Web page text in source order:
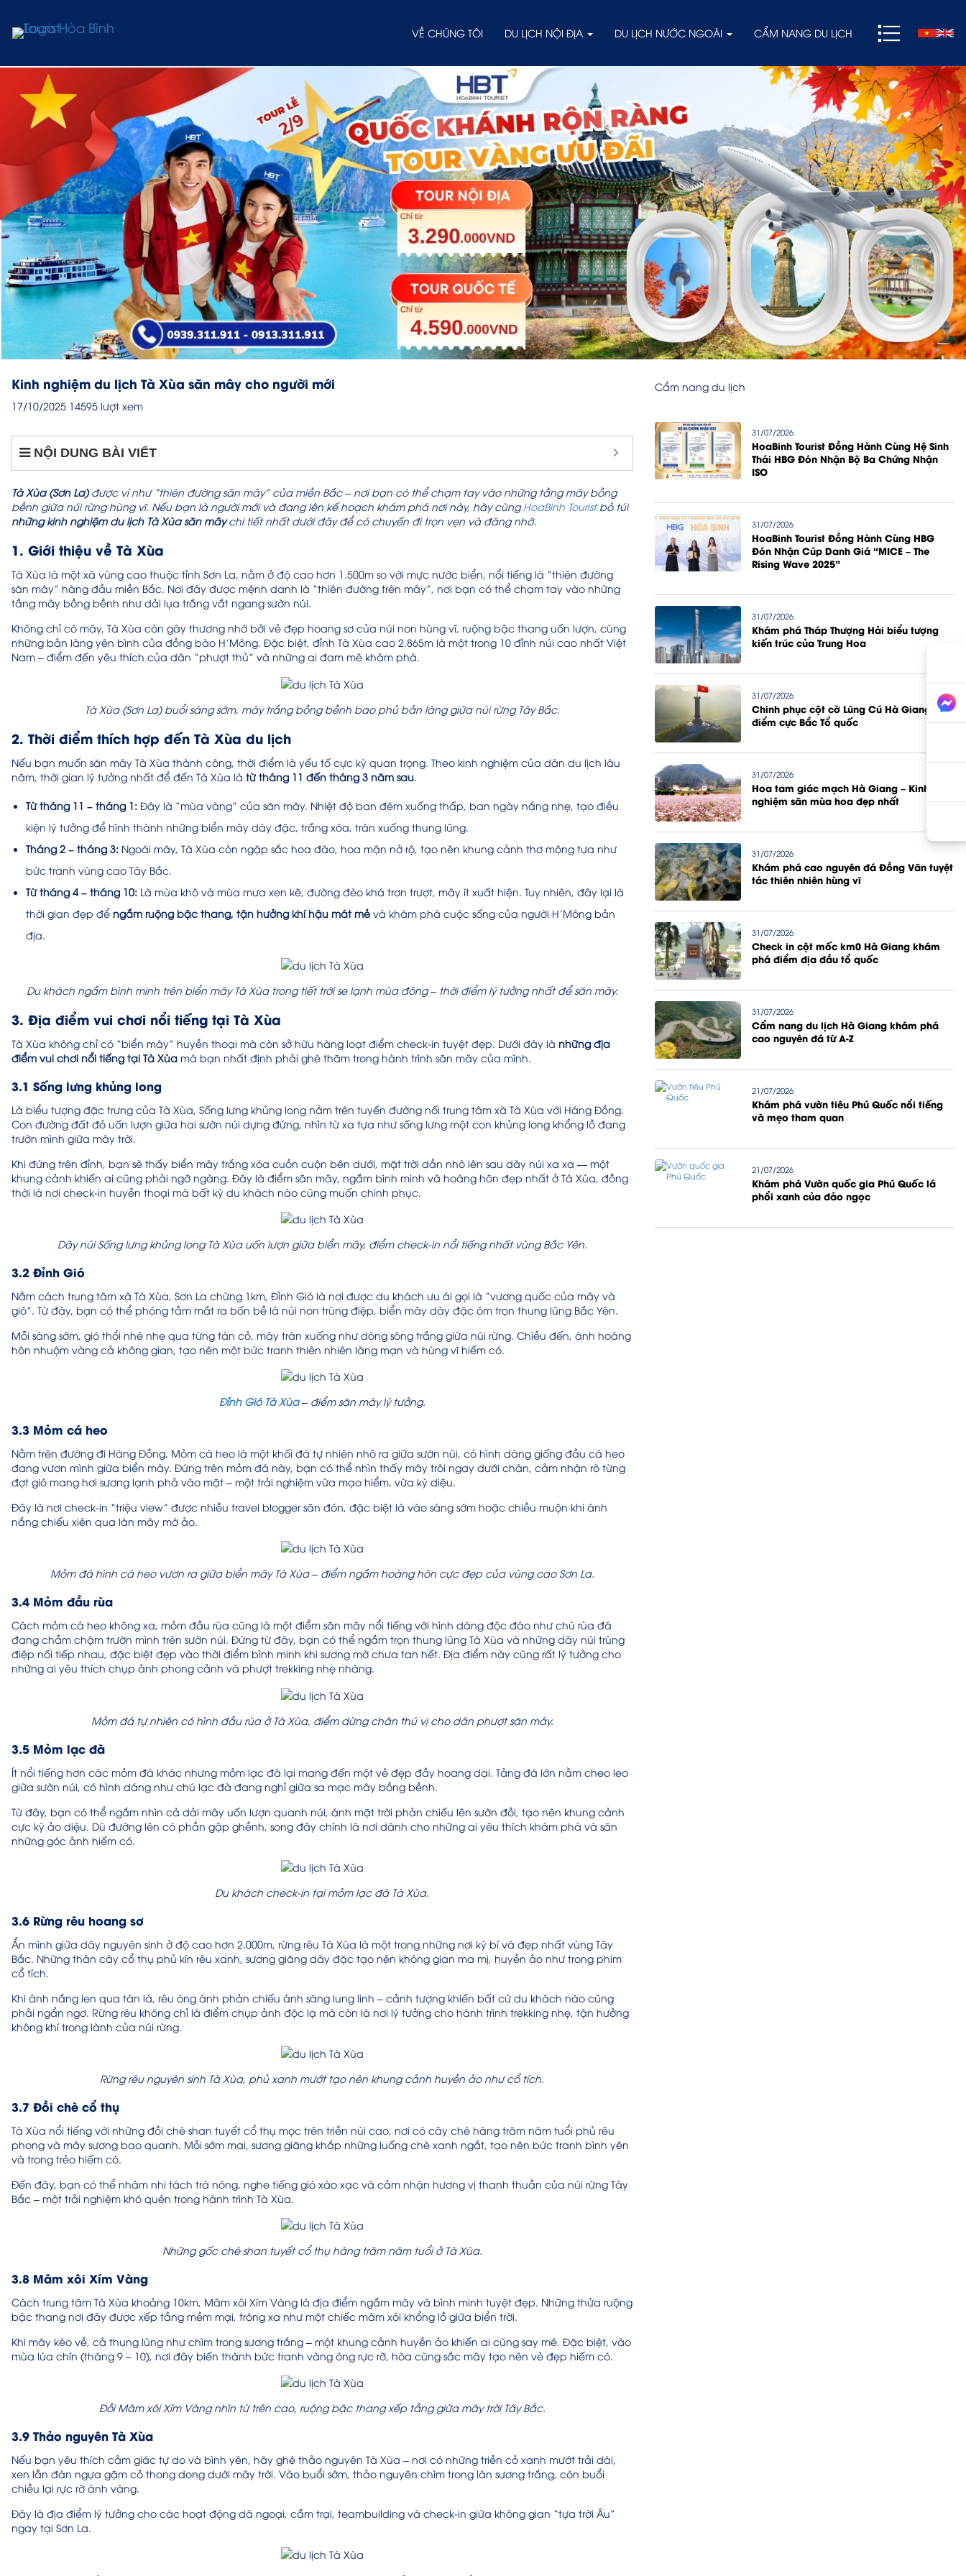
VỀ CHÚNG TÔI DU LỊCH NỘI ĐỊA DU LỊCH NƯỚC NGOÀI CẨM NANG DU LỊCH
Kinh nghiệm du lịch Tà Xùa săn mây cho người mới
17/10/2025 14595 lượt xem
NỘI DUNG BÀI VIẾT
Tà Xùa (Sơn La)được ví như “thiên đường săn mây” của miền Bắc – nơi bạn có thể chạm tay vào những tầng mây bồng
bềnh giữa núi rừng hùng vĩ. Nếu bạn là người mới và đang lên kế hoạch khám phá nơi này, hãy cùngHoaBinh Touristbỏ túi
những kinh nghiệm du lịch Tà Xùa săn mâychi tiết nhất dưới đây để có chuyến đi trọn vẹn và đáng nhớ.
1. Giới thiệu về Tà Xùa
Tà Xùa là một xã vùng cao thuộc tỉnh Sơn La, nằm ở độ cao hơn 1.500m so với mực nước biển, nổi tiếng là “thiên đường
săn mây” hàng đầu miền Bắc. Nơi đây được mệnh danh là “thiên đường trên mây”, nơi bạn có thể chạm tay vào những
tầng mây bồng bềnh như dải lụa trắng vắt ngang sườn núi.
Không chỉ có mây, Tà Xùa còn gây thương nhớ bởi vẻ đẹp hoang sơ của núi non hùng vĩ, ruộng bậc thang uốn lượn, cùng
những bản làng yên bình của đồng bào H’Mông. Đặc biệt, đỉnh Tà Xùa cao 2.865m là một trong 10 đỉnh núi cao nhất Việt
Nam – điểm đến yêu thích của dân “phượt thủ” và những ai đam mê khám phá.
Tà Xùa (Sơn La) buổi sáng sớm, mây trắng bồng bềnh bao phủ bản làng giữa núi rừng Tây Bắc.
2. Thời điểm thích hợp đến Tà Xùa du lịch
Nếu bạn muốn săn mây Tà Xùa thành công, thời điểm là yếu tố cực kỳ quan trọng. Theo kinh nghiệm của dân du lịch lâu
năm, thời gian lý tưởng nhất để đến Tà Xùa là từ tháng 11 đến tháng 3 năm sau
Từ tháng 11 – tháng 1: Đây là “mùa vàng” của săn mây. Nhiệt độ ban đêm xuống thấp, ban ngày nắng nhẹ, tạo điều
kiện lý tưởng để hình thành những biển mây dày đặc, trắng xóa, tràn xuống thung lũng.
Tháng 2 – tháng 3: Ngoài mây, Tà Xùa còn ngập sắc hoa đào, hoa mận nở rộ, tạo nên khung cảnh thơ mộng tựa như
bức tranh vùng cao Tây Bắc.
Từ tháng 4 – tháng 10: Là mùa khô và mùa mưa xen kẽ, đường đèo khá trơn trượt, mây ít xuất hiện. Tuy nhiên, đây lại là
thời gian đẹp để ngắm ruộng bậc thang, tận hưởng khí hậu mát mẻ và khám phá cuộc sống của người H’Mông bản
địa.
Du khách ngắm bình minh trên biển mây Tà Xùa trong tiết trời se lạnh mùa đông – thời điểm lý tưởng nhất để săn mây.
3. Địa điểm vui chơi nổi tiếng tại Tà Xùa
Tà Xùa không chỉ có “biển mây” huyền thoại mà còn sở hữu hàng loạt điểm check-in tuyệt đẹp. Dưới đây là những địa
điểm vui chơi nổi tiếng tại Tà Xùa mà bạn nhất định phải ghé thăm trong hành trình săn mây của mình.
3.1 Sống lưng khủng long
Là biểu tượng đặc trưng của Tà Xùa, Sống lưng khủng long nằm trên tuyến đường nối trung tâm xã Tà Xùa với Háng Đồng.
Con đường đất đỏ uốn lượn giữa hai sườn núi dựng đứng, nhìn từ xa tựa như sống lưng một con khủng long khổng lồ đang
trườn mình giữa mây trời.
Khi đứng trên đỉnh, bạn sẽ thấy biển mây trắng xóa cuồn cuộn bên dưới, mặt trời dần nhô lên sau dãy núi xa xa — một
khung cảnh khiến ai cũng phải ngỡ ngàng. Đây là điểm săn mây, ngắm bình minh và hoàng hôn đẹp nhất ở Tà Xùa, đồng
thời là nơi check-in huyền thoại mà bất kỳ du khách nào cũng muốn chinh phục.
Dãy núi Sống lưng khủng long Tà Xùa uốn lượn giữa biển mây, điểm check-in nổi tiếng nhất vùng Bắc Yên.
3.2 Đỉnh Gió
Nằm cách trung tâm xã Tà Xùa, Sơn La chừng 1km, Đỉnh Gió là nơi được du khách ưu ái gọi là “vương quốc của mây và
gió”. Từ đây, bạn có thể phóng tầm mắt ra bốn bề là núi non trùng điệp, biển mây dày đặc ôm trọn thung lũng Bắc Yên.
Mỗi sáng sớm, gió thổi nhè nhẹ qua từng tán cỏ, mây tràn xuống như dòng sông trắng giữa núi rừng. Chiều đến, ánh hoàng
hôn nhuộm vàng cả không gian, tạo nên một bức tranh thiên nhiên lãng mạn và hùng vĩ hiếm có.
Đỉnh Gió Tà Xùa– điểm săn mây lý tưởng.
3.3 Mỏm cá heo
Nằm trên đường đi Háng Đồng, Mỏm cá heo là một khối đá tự nhiên nhô ra giữa sườn núi, có hình dáng giống đầu cá heo
đang vươn mình giữa biển mây. Đứng trên mỏm đá này, bạn có thể nhìn thấy mây trôi ngay dưới chân, cảm nhận rõ từng
đợt gió mang hơi sương lạnh phả vào mặt – một trải nghiệm vừa mạo hiểm, vừa kỳ diệu.
Đây là nơi check-in “triệu view” được nhiều travel blogger săn đón, đặc biệt là vào sáng sớm hoặc chiều muộn khi ánh
nắng chiếu xiên qua làn mây mờ ảo.
Mỏm đá hình cá heo vươn ra giữa biển mây Tà Xùa – điểm ngắm hoàng hôn cực đẹp của vùng cao Sơn La.
3.4 Mỏm đầu rùa
Cách mỏm cá heo không xa, mỏm đầu rùa cũng là một điểm săn mây nổi tiếng với hình dáng độc đáo như chú rùa đá
đang chầm chậm trườn mình trên sườn núi. Đứng từ đây, bạn có thể ngắm trọn thung lũng Tà Xùa và những dãy núi trùng
điệp nối tiếp nhau, đặc biệt đẹp vào thời điểm bình minh khi sương mờ chưa tan hết. Địa điểm này cũng rất lý tưởng cho
những ai yêu thích chụp ảnh phong cảnh và phượt trekking nhẹ nhàng.
Mỏm đá tự nhiên có hình đầu rùa ở Tà Xùa, điểm dừng chân thú vị cho dân phượt săn mây.
3.5 Mỏm lạc đà
Ít nổi tiếng hơn các mỏm đá khác nhưng mỏm lạc đà lại mang đến một vẻ đẹp đầy hoang dại. Tảng đá lớn nằm cheo leo
giữa sườn núi, có hình dáng như chú lạc đà đang nghỉ giữa sa mạc mây bồng bềnh.
Từ đây, bạn có thể ngắm nhìn cả dải mây uốn lượn quanh núi, ánh mặt trời phản chiếu lên sườn đồi, tạo nên khung cảnh
cực kỳ ảo diệu. Dù đường lên có phần gập ghềnh, song đây chính là nơi dành cho những ai yêu thích khám phá và săn
những góc ảnh hiếm có.
Du khách check-in tại mỏm lạc đà Tà Xùa.
3.6 Rừng rêu hoang sơ
Ẩn mình giữa dãy nguyên sinh ở độ cao hơn 2.000m, rừng rêu Tà Xùa là một trong những nơi kỳ bí và đẹp nhất vùng Tây
Bắc. Những thân cây cổ thụ phủ kín rêu xanh, sương giăng dày đặc tạo nên không gian ma mị, huyền ảo như trong phim
cổ tích.
Khi ánh nắng len qua tán lá, rêu óng ánh phản chiếu ánh sáng lung linh – cảnh tượng khiến bất cứ du khách nào cũng
phải ngẩn ngơ. Rừng rêu không chỉ là điểm chụp ảnh độc lạ mà còn là nơi lý tưởng cho hành trình trekking nhẹ, tận hưởng
không khí trong lành của núi rừng.
Rừng rêu nguyên sinh Tà Xùa, phủ xanh mướt tạo nên khung cảnh huyền ảo như cổ tích.
3.7 Đồi chè cổ thụ
Tà Xùa nổi tiếng với những đồi chè shan tuyết cổ thụ mọc trên triền núi cao, nơi có cây chè hàng trăm năm tuổi phủ rêu
phong và mây sương bao quanh. Mỗi sớm mai, sương giăng khắp những luống chè xanh ngắt, tạo nên bức tranh bình yên
và trong trẻo hiếm có.
Đến đây, bạn có thể nhâm nhi tách trà nóng, nghe tiếng gió xào xạc và cảm nhận hương vị thanh thuần của núi rừng Tây
Bắc – một trải nghiệm khó quên trong hành trình Tà Xùa.
Những gốc chè shan tuyết cổ thụ hàng trăm năm tuổi ở Tà Xùa.
3.8 Mâm xôi Xím Vàng
Cách trung tâm Tà Xùa khoảng 10km, Mâm xôi Xím Vàng là địa điểm ngắm mây và bình minh tuyệt đẹp. Những thửa ruộng
bậc thang nơi đây được xếp tầng mềm mại, trông xa như một chiếc mâm xôi khổng lồ giữa biển trời.
Khi mây kéo về, cả thung lũng như chìm trong sương trắng – một khung cảnh huyền ảo khiến ai cũng say mê. Đặc biệt, vào
mùa lúa chín (tháng 9 – 10), nơi đây biến thành bức tranh vàng óng rực rỡ, hòa cùng sắc mây tạo nên vẻ đẹp hiếm có.
Đồi Mâm xôi Xím Vàng nhìn từ trên cao, ruộng bậc thang xếp tầng giữa mây trời Tây Bắc.
3.9 Thảo nguyên Tà Xùa
Nếu bạn yêu thích cảm giác tự do và bình yên, hãy ghé thảo nguyên Tà Xùa – nơi có những triền cỏ xanh mướt trải dài,
xen lẫn đàn ngựa gặm cỏ thong dong dưới mây trời. Vào buổi sớm, thảo nguyên chìm trong làn sương trắng, còn buổi
chiều lại rực rỡ ánh vàng.
Đây là địa điểm lý tưởng cho các hoạt động dã ngoại, cắm trại, teambuilding và check-in giữa không gian “tựa trời Âu”
ngay tại Sơn La.
Cẩm nang du lịch
31/07/2026
HoaBinh Tourist Đồng Hành Cùng Hệ Sinh
Thái HBG Đón Nhận Bộ Ba Chứng Nhận
ISO
31/07/2026
HoaBinh Tourist Đồng Hành Cùng HBG
Đón Nhận Cúp Danh Giá “MICE – The
Rising Wave 2025”
31/07/2026
Khám phá Tháp Thượng Hải biểu tượng
kiến trúc của Trung Hoa
31/07/2026
Chinh phục cột cờ Lũng Cú Hà Giang
điểm cực Bắc Tổ quốc
31/07/2026
Hoa tam giác mạch Hà Giang – Kinh
nghiệm săn mùa hoa đẹp nhất
31/07/2026
Khám phá cao nguyên đá Đồng Văn tuyệt
tác thiên nhiên hùng vĩ
31/07/2026
Check in cột mốc km0 Hà Giang khám
phá điểm địa đầu tổ quốc
31/07/2026
Cẩm nang du lịch Hà Giang khám phá
cao nguyên đá từ A-Z
21/07/2026
Khám phá vườn tiêu Phú Quốc nổi tiếng
và mẹo tham quan
21/07/2026
Khám phá Vườn quốc gia Phú Quốc lá
phổi xanh của đảo ngọc